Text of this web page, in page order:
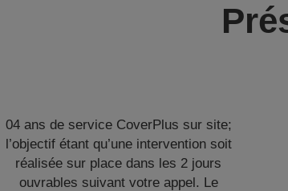
04 ans de service CoverPlus sur site;
l’objectif étant qu’une intervention soit
réalisée sur place dans les 2 jours
ouvrables suivant votre appel. Le